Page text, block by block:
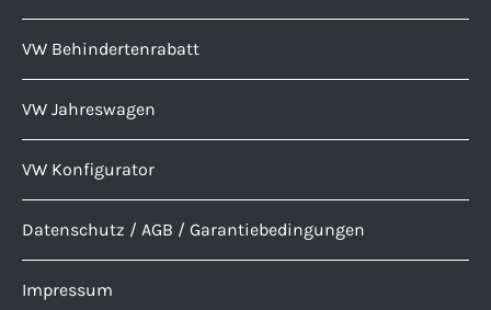
VW Behindertenrabatt
VW Jahreswagen
VW Konfigurator
Datenschutz / AGB / Garantiebedingungen
Impressum